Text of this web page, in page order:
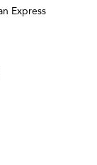
Express